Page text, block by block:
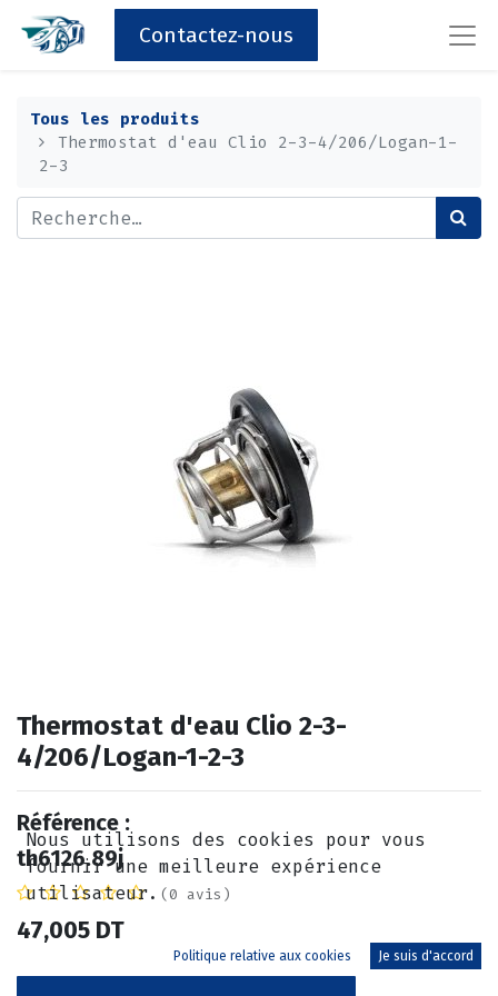
Contactez-nous
Tous les produits
Thermostat d'eau Clio 2-3-4/206/Logan-1-
2-3
Thermostat d'eau Clio 2-3-
4/206/Logan-1-2-3
Référence :
th6126.89j
(0 avis)
47,005 DT
Nous utilisons des cookies pour vous
fournir une meilleure expérience
utilisateur.
Politique relative aux cookies Je suis d'accord